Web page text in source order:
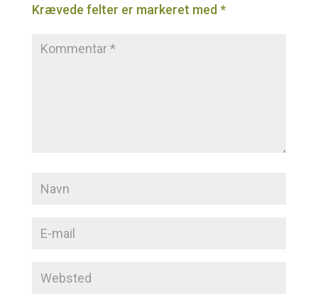
Krævede felter er markeret med*